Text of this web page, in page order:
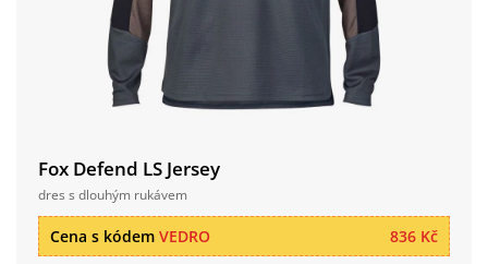
Fox Defend LS Jersey
dres s dlouhým rukávem
836 Kč
Cena s kódem VEDRO